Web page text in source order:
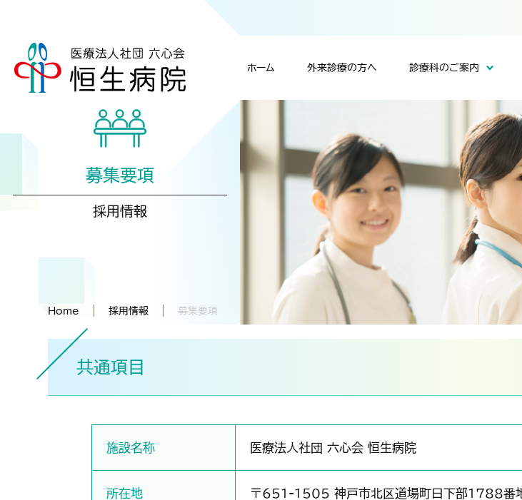
ホーム 外来診療の方へ 診療科のご案内
診療科のご案内
内科
リハビ
入院・面会のご案内
Topへ
面会・
当院について
Topへ
院
施設概要・基準と沿革 交
個人情報保護について 診
医療安全管理業務指針
採用情報
Topへ
募
募集要項
採用情報
Home 採用情報 募集要項
共通項目
施設名称 医療法人社団 六心会 恒生病院
所在地 〒651-1505 神戸市北区道場町日下部1788番